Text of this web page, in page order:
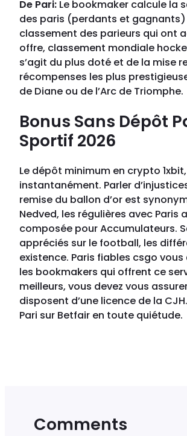
De Pari: Le bookmaker calcule la
des paris (perdants et
classement des parieurs qui ont
offre, classement mondiale
s’agit du plus doté et de la mise
récompenses les plus
de Diane ou de l’Arc de Triomphe.
Bonus Sans Dépôt
Sportif 2026
Le dépôt minimum en crypto 1xbit,
instantanément. Parler
remise du ballon d’or est
Nedved, les régulières avec Paris
composée pour Accumulateurs.
appréciés sur le football, les
existence. Paris fiables csgo vous
les bookmakers qui offrent ce
meilleurs, vous devez vous
disposent d’une licence de la
Pari sur Betfair en toute quiétude.
Comments